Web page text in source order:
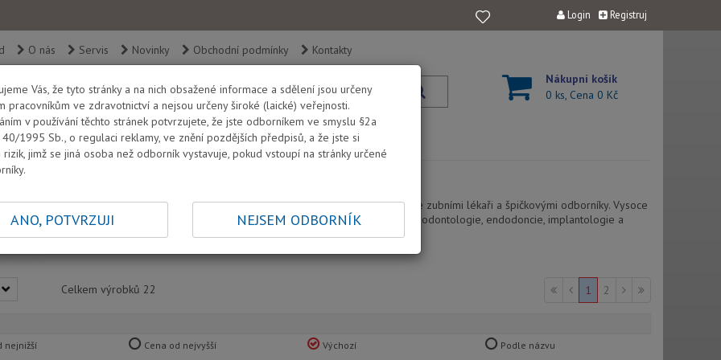
Login Registruj
O nás Servis Novinky Obchodní podmínky
Kontakty
Nákupní košík
0 ks, Cena 0 Kč
Scalery špičky
Bohatý sortiment špiček W&H byl vyvinut v úzké spolupráci se zubními lékaři a špičkovými odborníky. Vysoce
kvalitní špičky jsou určeny pro použití v oblasti profylaxe a parodontologie, endodoncie, implantologie a
záchovné stomatologie.
Celkem výrobků 22 1 2
nejnižší Cena od nejvyšší Výchozí Podle názvu
Vás, že tyto stránky a na nich obsažené informace a sdělení jsou určeny
pracovníkům ve zdravotnictví a nejsou určeny široké (laické) veřejnosti.
v používání těchto stránek potvrzujete, že jste odborníkem ve smyslu §2a
40/1995 Sb., o regulaci reklamy, ve znění pozdějších předpisů, a že jste si
rizik, jimž se jiná osoba než odborník vystavuje, pokud vstoupí na stránky určené
ANO, POTVRZUJI NEJSEM ODBORNÍK